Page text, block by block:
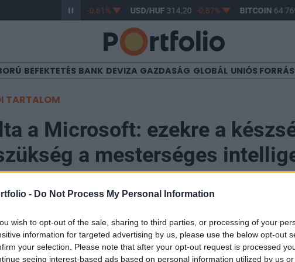
- Do Not Process My Personal Information
wish to opt-out of the sale, sharing to third parties, or processing of your
information for targeted advertising by us, please use the below opt-out
your selection. Please note that after your opt-out request is processed
seeing interest-based ads based on personal information utilized by us
363,17 -0,61% USD/HUF314,20 -0,87% BITCOIN64
BEFEKTETÉS BANK DEVIZA GAZDASÁG GLOBÁL UNIÓS
TARTALOM
a Microsoft: ezekre a
a mesterséges
jövőben
08:28
intelligenciával dolgozni hamarosan ugyanannyira